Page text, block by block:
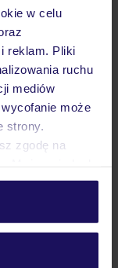
w celu
reklam. Pliki
ruchu
mediów
może
strony.
zgodę na
zakładkę
znajdziesz